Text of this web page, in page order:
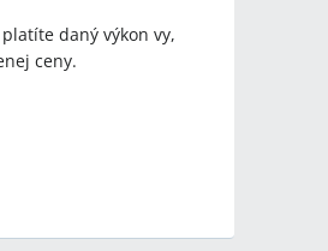
daný výkon vy,
ceny.